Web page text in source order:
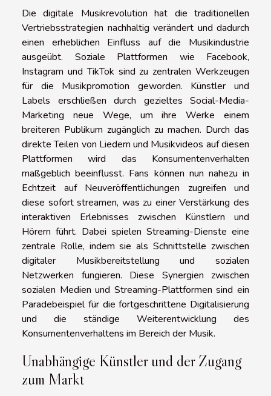
Die digitale Musikrevolution hat die traditionellen
Vertriebsstrategien nachhaltig verändert und dadurch
einen erheblichen Einfluss auf die Musikindustrie
ausgeübt. Soziale Plattformen wie Facebook,
Instagram und TikTok sind zu zentralen Werkzeugen
für die Musikpromotion geworden. Künstler und
Labels erschließen durch gezieltes Social-Media-
Marketing neue Wege, um ihre Werke einem
breiteren Publikum zugänglich zu machen. Durch das
direkte Teilen von Liedern und Musikvideos auf diesen
Plattformen wird das Konsumentenverhalten
maßgeblich beeinflusst. Fans können nun nahezu in
Echtzeit auf Neuveröffentlichungen zugreifen und
diese sofort streamen, was zu einer Verstärkung des
interaktiven Erlebnisses zwischen Künstlern und
Hörern führt. Dabei spielen Streaming-Dienste eine
zentrale Rolle, indem sie als Schnittstelle zwischen
digitaler Musikbereitstellung und sozialen
Netzwerken fungieren. Diese Synergien zwischen
sozialen Medien und Streaming-Plattformen sind ein
Paradebeispiel für die fortgeschrittene Digitalisierung
und die ständige Weiterentwicklung des
Konsumentenverhaltens im Bereich der Musik.
Unabhängige Künstler und der Zugang
zum Markt